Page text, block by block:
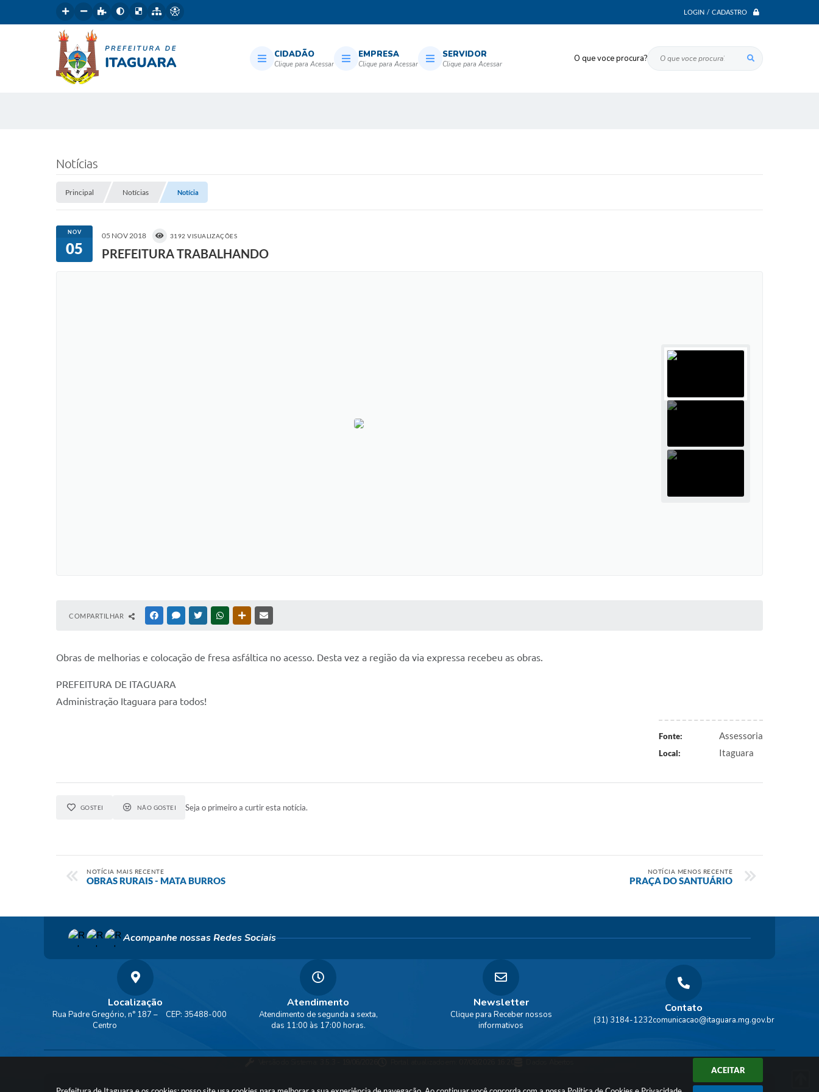
ACEITAR
LOGIN / CADASTRO
O que voce procura?
CIDADÃO EMPRESA SERVIDOR
Notícias
Principal Notícias Notícia
NOV
05
05 NOV 2018 3192 VISUALIZAÇÕES
PREFEITURA TRABALHANDO
COMPARTILHAR FACEBOOKMESSENGER
TWITTERWHATSAPPOUTRAS MÍDIAS
Obras de melhorias e colocação de fresa asfáltica no acesso. Desta vez a região da via expressa recebeu as obras.
PREFEITURA DE ITAGUARA
Administração Itaguara para todos!
Fonte: Assessoria
Local: Itaguara
GOSTEI NÃO GOSTEI Seja o primeiro a curtir esta notícia.
NOTÍCIA MAIS RECENTE
OBRAS RURAIS - MATA BURROS
NOTÍCIA MENOS RECENTE
PRAÇA DO SANTUÁRIO
Acompanhe nossas Redes Sociais
Localização
Rua Padre Gregório, n° 187 –
Centro
CEP: 35488-000 Contato
(31) 3184-1232comunicacao@itaguara.mg.gov.br
Atendimento
Atendimento de segunda a sexta,
das 11:00 às 17:00 horas.
Newsletter
Clique para Receber nossos
informativos